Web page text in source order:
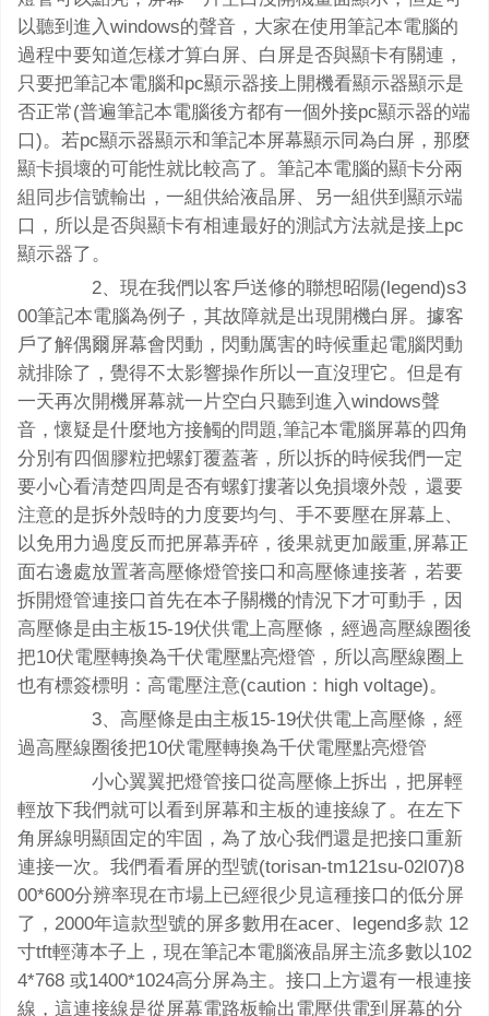
以聽到進入windows的聲音，大家在使用筆記本電腦的
過程中要知道怎樣才算白屏、白屏是否與顯卡有關連，
只要把筆記本電腦和pc顯示器接上開機看顯示器顯示是
否正常(普遍筆記本電腦後方都有一個外接pc顯示器的端
口)。若pc顯示器顯示和筆記本屏幕顯示同為白屏，那麼
顯卡損壞的可能性就比較高了。筆記本電腦的顯卡分兩
組同步信號輸出，一組供給液晶屏、另一組供到顯示端
口，所以是否與顯卡有相連最好的測試方法就是接上pc
顯示器了。
2、現在我們以客戶送修的聯想昭陽(legend)s3
00筆記本電腦為例子，其故障就是出現開機白屏。據客
戶了解偶爾屏幕會閃動，閃動厲害的時候重起電腦閃動
就排除了，覺得不太影響操作所以一直沒理它。但是有
一天再次開機屏幕就一片空白只聽到進入windows聲
音，懷疑是什麼地方接觸的問題,筆記本電腦屏幕的四角
分別有四個膠粒把螺釘覆蓋著，所以拆的時候我們一定
要小心看清楚四周是否有螺釘摟著以免損壞外殼，還要
注意的是拆外殼時的力度要均勻、手不要壓在屏幕上、
以免用力過度反而把屏幕弄碎，後果就更加嚴重,屏幕正
面右邊處放置著高壓條燈管接口和高壓條連接著，若要
拆開燈管連接口首先在本子關機的情況下才可動手，因
高壓條是由主板15-19伏供電上高壓條，經過高壓線圈後
把10伏電壓轉換為千伏電壓點亮燈管，所以高壓線圈上
也有標簽標明：高電壓注意(caution：high voltage)。
3、高壓條是由主板15-19伏供電上高壓條，經
過高壓線圈後把10伏電壓轉換為千伏電壓點亮燈管
小心翼翼把燈管接口從高壓條上拆出，把屏輕
輕放下我們就可以看到屏幕和主板的連接線了。在左下
角屏線明顯固定的牢固，為了放心我們還是把接口重新
連接一次。我們看看屏的型號(torisan-tm121su-02l07)8
00*600分辨率現在市場上已經很少見這種接口的低分屏
了，2000年這款型號的屏多數用在acer、legend多款 12
寸tft輕薄本子上，現在筆記本電腦液晶屏主流多數以102
4*768 或1400*1024高分屏為主。接口上方還有一根連接
線，這連接線是從屏幕電路板輸出電壓供電到屏幕的分